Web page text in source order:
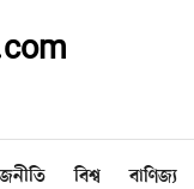
বিশ্ব বাণিজ্য